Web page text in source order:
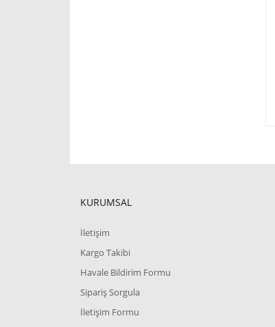
KURUMSAL
İletişim
Kargo Takibi
Havale Bildirim Formu
Sipariş Sorgula
İletişim Formu